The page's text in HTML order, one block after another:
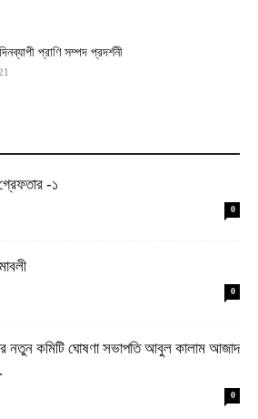
প্রাণি সম্পদ প্রদর্শনী
-১
0
0
নতুন কমিটি ঘোষণা সভাপতি আবুল কালাম আজাদ
0